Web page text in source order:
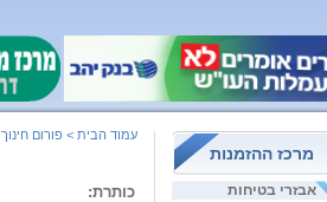
מרכז ההזמנות
אבזרי בטיחות
עמוד הבית > פורום חינוך
כותרת: